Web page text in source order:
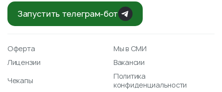
Запустить телеграм-бот
Оферта
Мы в СМИ
Лицензии
Вакансии
Чекапы
Политика
конфиденциальности